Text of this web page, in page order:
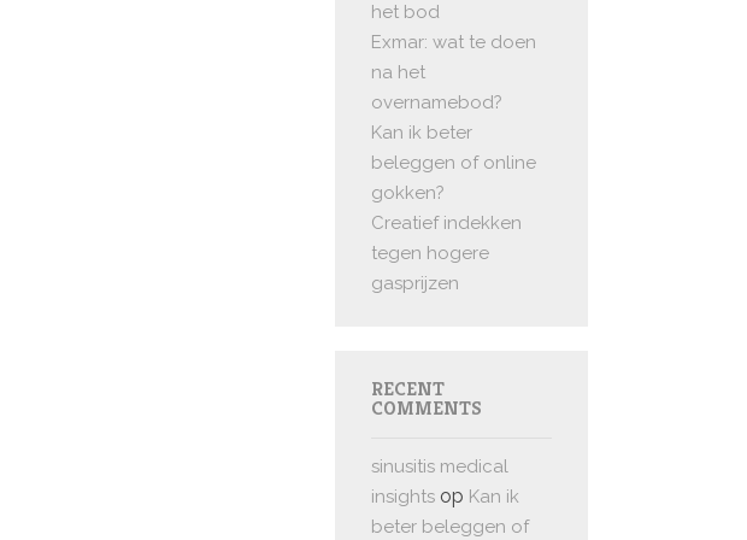
het bod
Exmar: wat te doen
na het
overnamebod?
Kan ik beter
beleggen of online
gokken?
Creatief indekken
tegen hogere
gasprijzen
RECENT
COMMENTS
sinusitis medical
insights op Kan ik
beter beleggen of